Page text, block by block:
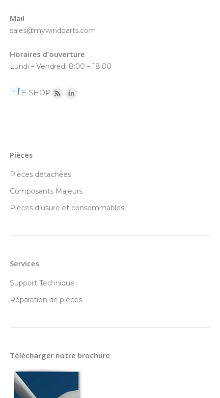
Mail
sales@mywindparts.com
Horaires d'ouverture
Lundi – Vendredi 8:00 – 18:00
E-SHOP
Pièces
Pièces détachées
Composants Majeurs
Pièces d’usure et consommables
Services
Support Technique
Réparation de pièces
Télécharger notre brochure